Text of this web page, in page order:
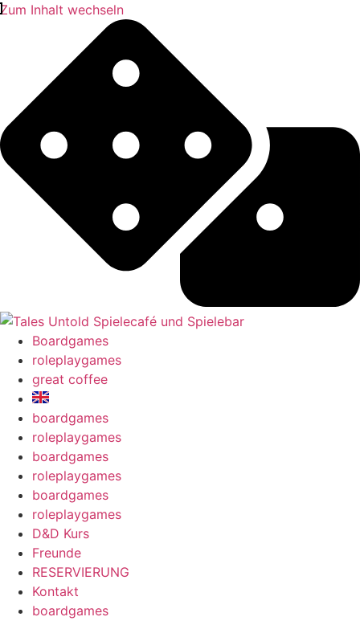
Zum Inhalt wechseln
Boardgames
roleplaygames
great coffee
boardgames
roleplaygames
boardgames
roleplaygames
boardgames
roleplaygames
D&D Kurs
Freunde
RESERVIERUNG
Kontakt
boardgames